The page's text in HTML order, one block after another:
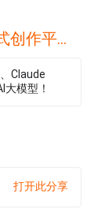
🔥皮卡搜索配套人工智能AIGC一站式创作平台🔥
Claude
模型！
打开此分享